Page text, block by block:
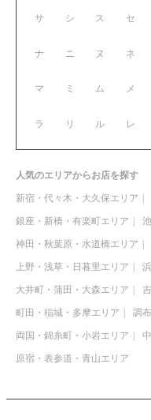
サ シ ス セ
ナ ニ ヌ ネ
マ ミ ム メ
ラ リ ル レ
人気のエリアからお店を探す
新宿・代々木・大久保エリア
銀座・新橋・有楽町エリア
神田・秋葉原・水道橋エリア
上野・浅草・日暮里エリア
大井町・蒲田・大森エリア
町田・稲城・多摩エリア 調
両国・錦糸町・小岩エリア
原宿・表参道・青山エリア